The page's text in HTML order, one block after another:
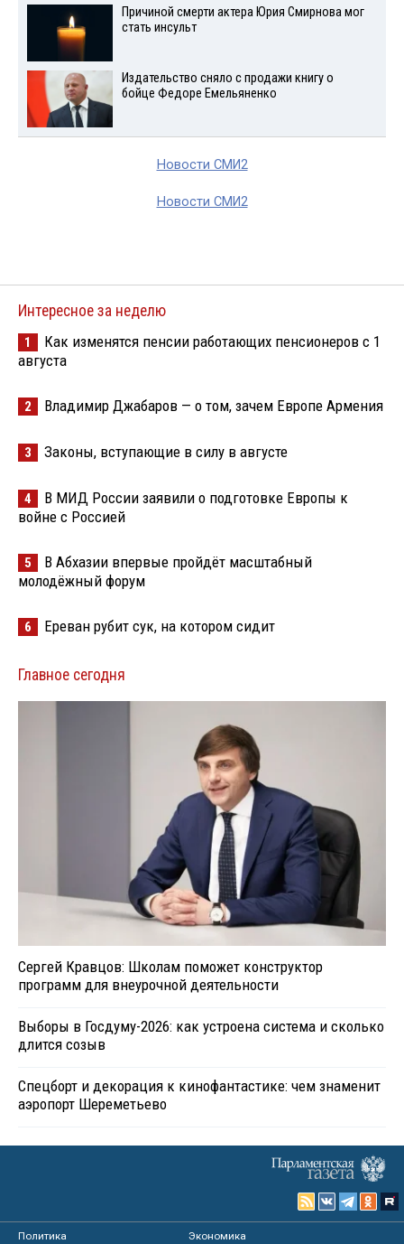
Причиной смерти актера Юрия Смирнова мог
стать инсульт
Издательство сняло с продажи книгу о
бойце Федоре Емельяненко
Новости СМИ2
Новости СМИ2
Интересное за неделю
1
Как изменятся пенсии работающих пенсионеров с 1
августа
2 Владимир Джабаров — о том, зачем Европе Армения
3 Законы, вступающие в силу в августе
4
В МИД России заявили о подготовке Европы к
войне с Россией
5
В Абхазии впервые пройдёт масштабный
молодёжный форум
6 Ереван рубит сук, на котором сидит
Главное сегодня
Сергей Кравцов: Школам поможет конструктор
программ для внеурочной деятельности
Выборы в Госдуму-2026: как устроена система и сколько
длится созыв
Спецборт и декорация к кинофантастике: чем знаменит
аэропорт Шереметьево
Политика
Экономика